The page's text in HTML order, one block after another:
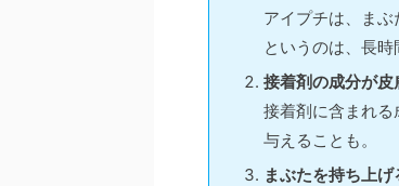
アイプチは、ま
というのは、長時
接着剤の成分が
接着剤に含まれ
与えることも。
まぶたを持ち上